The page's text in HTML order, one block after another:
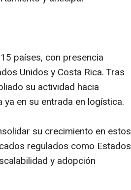
países, con presencia
Unidos y Costa Rica. Tras
su actividad hacia
en su entrada en logística.
su crecimiento en estos
regulados como Estados
y adopción